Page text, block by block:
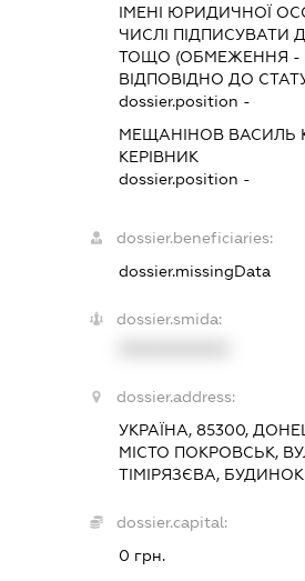
ІМЕНІ ЮРИДИЧНОЇ
ЧИСЛІ ПІДПИСУВАТИ
ТОЩО (ОБМЕЖЕННЯ -
ВІДПОВІДНО ДО
dossier.position -
МЕЩАНІНОВ ВАСИЛЬ
КЕРІВНИК
dossier.position -
dossier.beneficiaries:
dossier.missingData
dossier.smida:
dossier.address:
УКРАЇНА, 85300,
МІСТО ПОКРОВСЬК,
ТІМІРЯЗЄВА, БУДИНОК
dossier.capital:
0 грн.